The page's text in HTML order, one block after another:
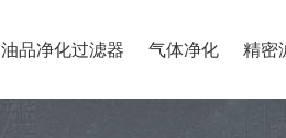
油品净化过滤器 气体净化 精密